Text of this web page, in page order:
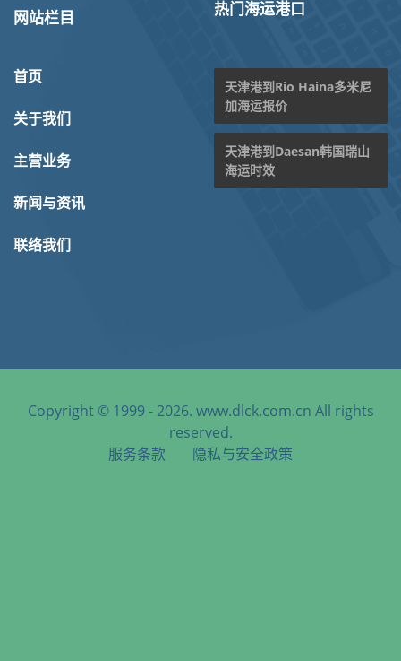
网站栏目
首页
关于我们
主营业务
新闻与资讯
联络我们
热门海运港口
天津港到Rio Haina多米尼
加海运报价
天津港到Daesan韩国瑞山
海运时效
Copyright © 1999 - 2026. www.dlck.com.cn All rights
reserved.
服务条款
隐私与安全政策